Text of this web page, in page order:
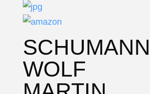
SCHUMANN
WOLF